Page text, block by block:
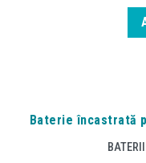
Baterie încastrată